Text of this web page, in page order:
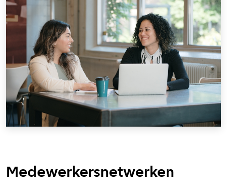
Medewerkersnetwerken